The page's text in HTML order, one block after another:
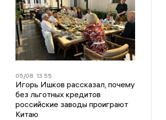
05/08 13:55
Игорь Ишков рассказал, почему
без льготных кредитов
российские заводы проиграют
Китаю